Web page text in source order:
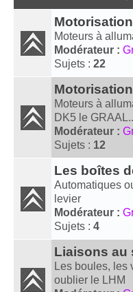
Moteurs à
Modérateur :
Sujets : 22
Moteurs à
DK5 le
Modérateur :
Sujets : 12
Les boîtes
Automatiques
levier
Modérateur :
Sujets : 4
Liaisons au
Les boules, les
oublier le LHM